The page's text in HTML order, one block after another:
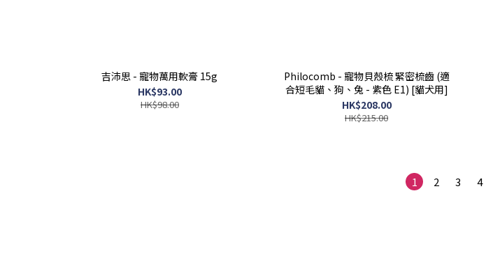
吉沛思 - 寵物萬用軟膏 15g
HK$93.00
HK$98.00
Philocomb - 寵物貝殼梳 緊密梳齒 (適
合短毛貓、狗、兔 - 紫色 E1) [貓犬用]
HK$208.00
HK$215.00
1 2 3 4